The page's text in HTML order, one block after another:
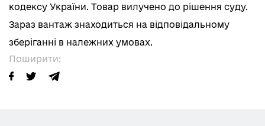
Поширити:
кодексу України. Товар вилучено до рішення суду.
Зараз вантаж знаходиться на відповідальному
зберіганні в належних умовах.